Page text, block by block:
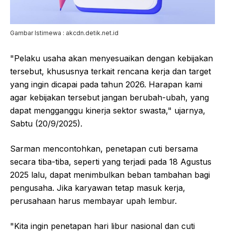
Gambar Istimewa : akcdn.detik.net.id
"Pelaku usaha akan menyesuaikan dengan kebijakan
tersebut, khususnya terkait rencana kerja dan target
yang ingin dicapai pada tahun 2026. Harapan kami
agar kebijakan tersebut jangan berubah-ubah, yang
dapat mengganggu kinerja sektor swasta," ujarnya,
Sabtu (20/9/2025).
Sarman mencontohkan, penetapan cuti bersama
secara tiba-tiba, seperti yang terjadi pada 18 Agustus
2025 lalu, dapat menimbulkan beban tambahan bagi
pengusaha. Jika karyawan tetap masuk kerja,
perusahaan harus membayar upah lembur.
"Kita ingin penetapan hari libur nasional dan cuti